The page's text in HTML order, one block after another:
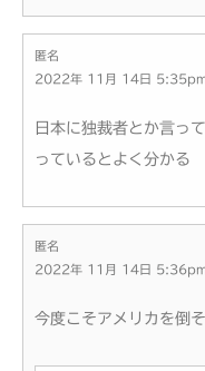
匿名
2022年 11月 14日
日本に独裁者とか言っ
っているとよく分かる
匿名
2022年 11月 14日
今度こそアメリカを倒